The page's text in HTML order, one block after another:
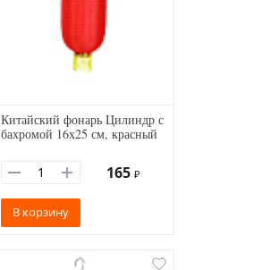
Китайский фонарь Цилиндр с
бахромой 16х25 см, красный
165 ₽
В корзину